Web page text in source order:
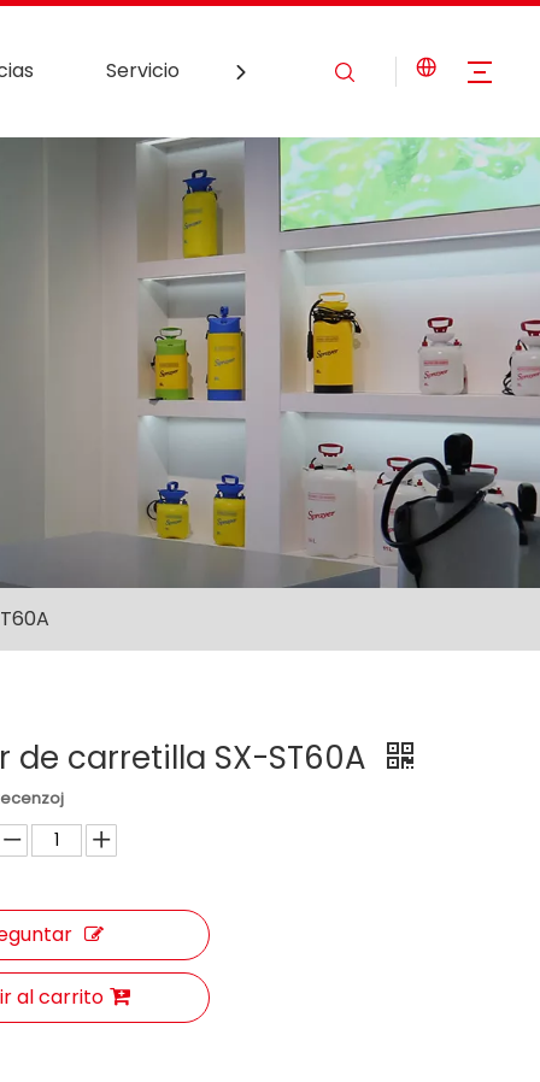
Servicio Contáctenos
de carretilla SX-ST60A
al carrito